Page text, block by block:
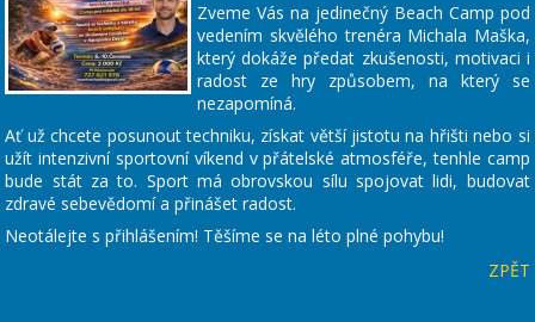
Zveme Vás na jedinečný Beach Camp pod
vedením skvělého trenéra Michala Maška,
který dokáže předat zkušenosti, motivaci i
radost ze hry způsobem, na který se
nezapomíná.
Ať už chcete posunout techniku, získat větší jistotu na hřišti nebo si
užít intenzivní sportovní víkend v přátelské atmosféře, tenhle camp
bude stát za to. Sport má obrovskou sílu spojovat lidi, budovat
zdravé sebevědomí a přinášet radost.
Neotálejte s přihlášením! Těšíme se na léto plné pohybu!
ZPĚT